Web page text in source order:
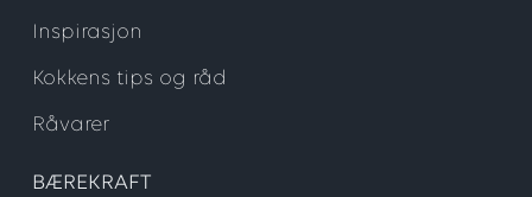
Inspirasjon
Kokkens tips og råd
Råvarer
BÆREKRAFT